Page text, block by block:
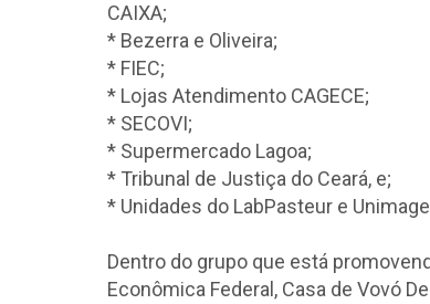
CAIXA;
* Bezerra e Oliveira;
* FIEC;
* Lojas Atendimento CAGECE;
* SECOVI;
* Supermercado Lagoa;
* Tribunal de Justiça do Ceará, e;
* Unidades do LabPasteur e
Dentro do grupo que está
Econômica Federal, Casa de Vovó